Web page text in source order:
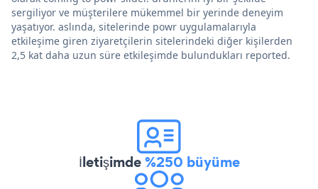
sergiliyor ve müşterilere mükemmel bir yerinde deneyim
yaşatıyor. aslında, sitelerinde powr uygulamalarıyla
etkileşime giren ziyaretçilerin sitelerindeki diğer kişilerden
2,5 kat daha uzun süre etkileşimde bulundukları reported.
İletişimde%250 büyüme